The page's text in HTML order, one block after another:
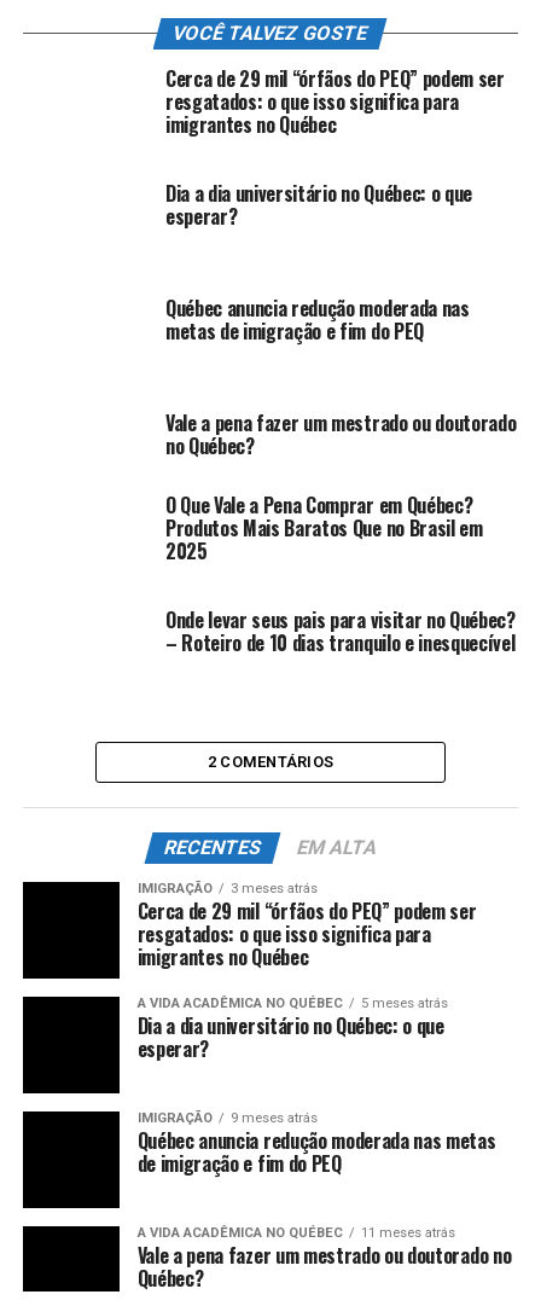
VOCÊ TALVEZ GOSTE
Cerca de 29 mil “órfãos do PEQ” podem ser
resgatados: o que isso significa para
imigrantes no Québec
Dia a dia universitário no Québec: o que
esperar?
Québec anuncia redução moderada nas
metas de imigração e fim do PEQ
Vale a pena fazer um mestrado ou doutorado
no Québec?
O Que Vale a Pena Comprar em Québec?
Produtos Mais Baratos Que no Brasil em
2025
Onde levar seus pais para visitar no Québec?
– Roteiro de 10 dias tranquilo e inesquecível
2 COMENTÁRIOS
RECENTES EM ALTA
IMIGRAÇÃO 3 meses atrás
Cerca de 29 mil “órfãos do PEQ” podem ser
resgatados: o que isso significa para
imigrantes no Québec
A VIDA ACADÊMICA NO QUÉBEC 5 meses atrás
Dia a dia universitário no Québec: o que
esperar?
IMIGRAÇÃO 9 meses atrás
Québec anuncia redução moderada nas metas
de imigração e fim do PEQ
A VIDA ACADÊMICA NO QUÉBEC 11 meses atrás
Vale a pena fazer um mestrado ou doutorado no
Québec?